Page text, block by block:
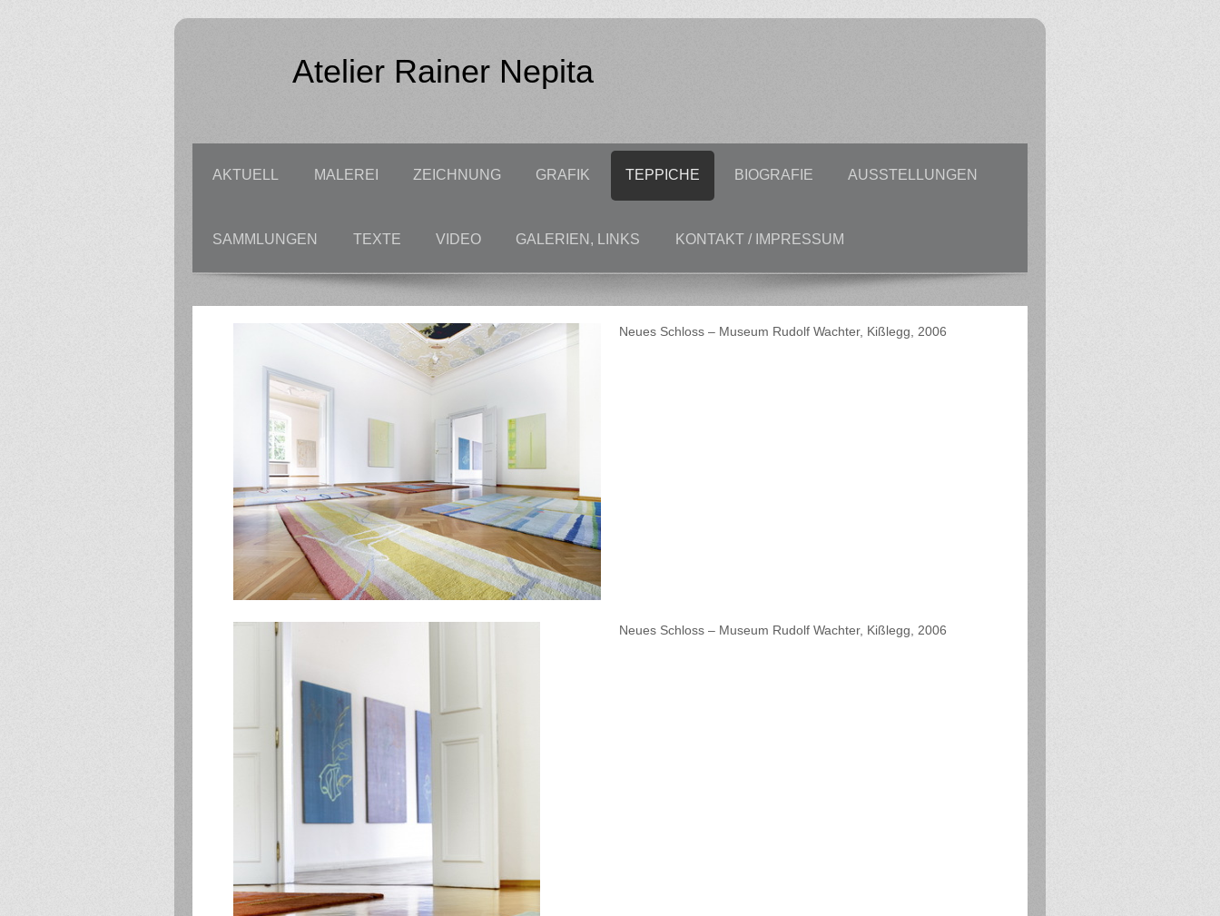
Atelier Rainer Nepita
AKTUELL MALEREI ZEICHNUNG GRAFIK TEPPICHE BIOGRAFIE AUSSTELLUNGEN
SAMMLUNGEN TEXTE VIDEO GALERIEN, LINKS KONTAKT / IMPRESSUM
Neues Schloss – Museum Rudolf Wachter, Kißlegg, 2006
Neues Schloss – Museum Rudolf Wachter, Kißlegg, 2006